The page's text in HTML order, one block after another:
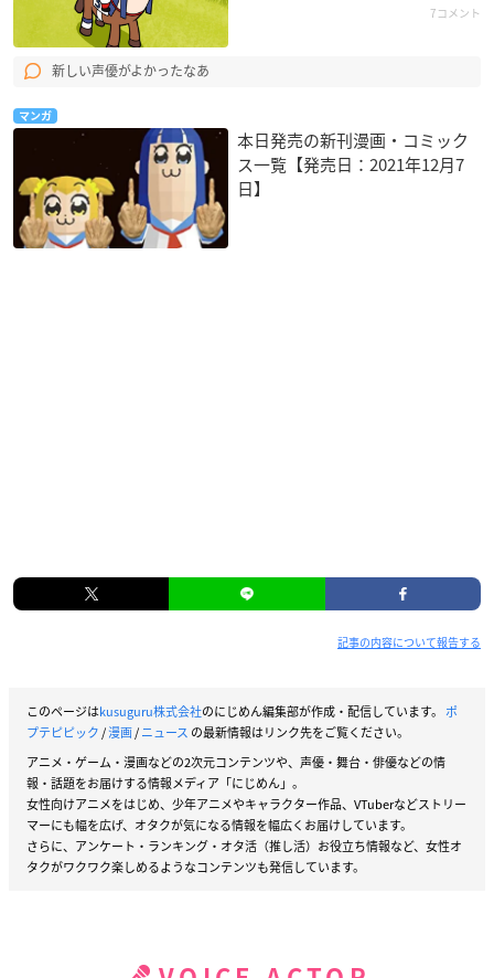
7コメント
新しい声優がよかったなあ
マンガ
本日発売の新刊漫画・コミック
ス一覧【発売日：2021年12月7
日】
記事の内容について報告する
このページはkusuguru株式会社のにじめん編集部が作成・配信しています。 ポ
プテピピック/漫画/ニュース の最新情報はリンク先をご覧ください。
アニメ・ゲーム・漫画などの2次元コンテンツや、声優・舞台・俳優などの情
報・話題をお届けする情報メディア「にじめん」。
女性向けアニメをはじめ、少年アニメやキャラクター作品、VTuberなどストリー
マーにも幅を広げ、オタクが気になる情報を幅広くお届けしています。
さらに、アンケート・ランキング・オタ活（推し活）お役立ち情報など、女性オ
タクがワクワク楽しめるようなコンテンツも発信しています。